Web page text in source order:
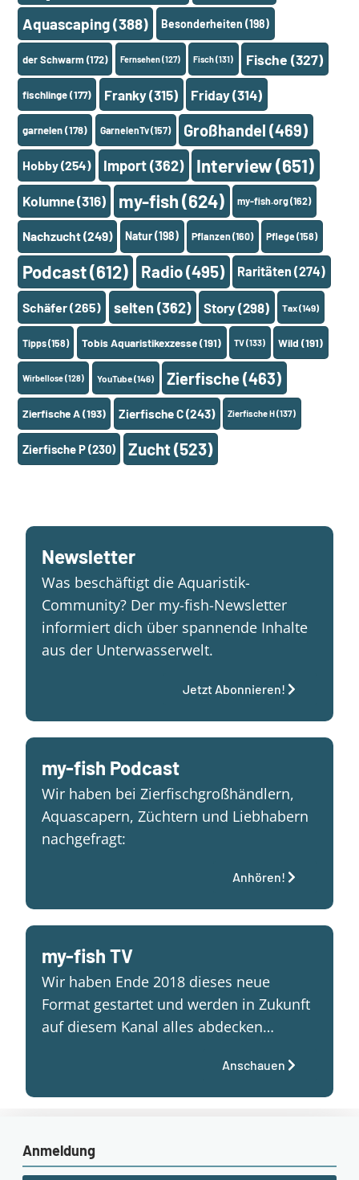
Aquascaping(388) Besonderheiten (198)
der Schwarm(172) Fernsehen(127) Fisch(131) Fische (327)
fischlinge(177) Franky(315) Friday(314)
garnelen(178) GarnelenTv(157) Großhandel (469)
Hobby(254) Import(362) Interview(651)
Kolumne(316) my-fish(624) my-fish.org(162)
Nachzucht(249) Natur(198) Pflanzen(160) Pflege(158)
Podcast(612) Radio(495) Raritäten (274)
Schäfer(265) selten (362) Story (298) Tax(149)
Tipps(158) Tobis Aquaristikexzesse(191) TV(133) Wild (191)
Wirbellose(128) YouTube(146) Zierfische(463)
Zierfische A(193) Zierfische C(243) Zierfische H(137)
Zierfische P(230) Zucht(523)
Newsletter
Was beschäftigt die Aquaristik-
Community? Der my-fish-Newsletter
informiert dich über spannende Inhalte
aus der Unterwasserwelt.
Jetzt Abonnieren!
my-fish Podcast
Wir haben bei Zierfischgroßhändlern,
Aquascapern, Züchtern und Liebhabern
nachgefragt:
Anhören!
my-fish TV
Wir haben Ende 2018 dieses neue
Format gestartet und werden in Zukunft
auf diesem Kanal alles abdecken…
Anschauen
Anmeldung